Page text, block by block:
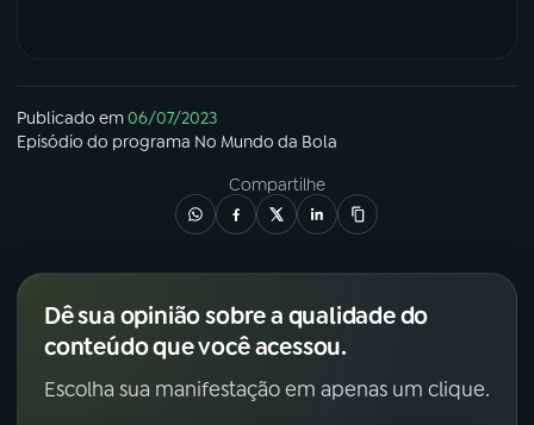
Publicado em06/07/2023
Episódio do programa No Mundo da Bola
Compartilhe
Dê sua opinião sobre a qualidade do
conteúdo que você acessou.
Escolha sua manifestação em apenas um clique.